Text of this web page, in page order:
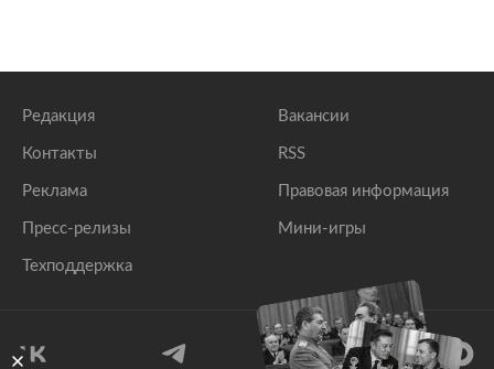
Редакция
Контакты
Реклама
Пресс-релизы
Техподдержка
Вакансии
RSS
Правовая информация
Мини-игры